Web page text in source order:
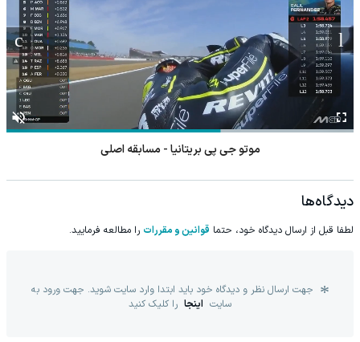
موتو جی پی بریتانیا - مسابقه اصلی
دیدگاه‌ها
لطفا قبل از ارسال دیدگاه خود، حتما قوانین و مقررات را مطالعه فرمایید.
جهت ارسال نظر و دیدگاه خود باید ابتدا وارد سایت شوید. جهت ورود به
سایت اینجا را کلیک کنید